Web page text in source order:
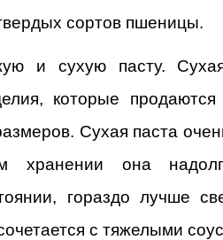
сортов пшеницы.
и сухую пасту.
которые
Сухая паста
хранении она
гораздо лучше
с тяжелыми